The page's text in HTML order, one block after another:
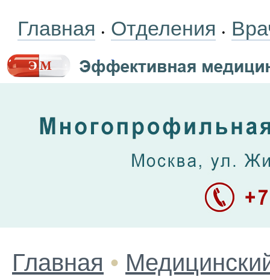
Главная • Отделения •
Главная •